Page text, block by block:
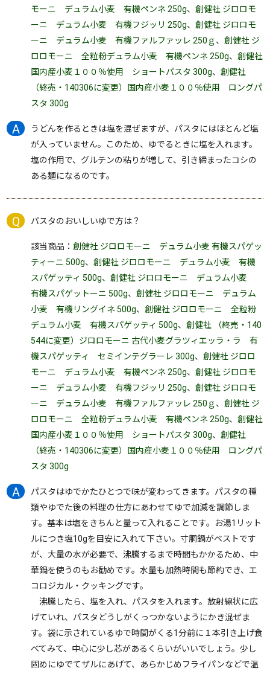
モーニ デュラム小麦 有機ペンネ 250g、創健社 ジロロモ
ーニ デュラム小麦 有機フジッリ 250g、創健社 ジロロモ
ーニ デュラム小麦 有機ファルファッレ 250ｇ、創健社 ジ
ロロモーニ 全粒粉デュラム小麦 有機ペンネ 250g、創健社
国内産小麦１００％使用 ショートパスタ 300g、創健社
（終売・140306に変更）国内産小麦１００％使用 ロングパ
スタ 300g
うどんを作るときは塩を混ぜますが、パスタにはほとんど塩
が入っていません。このため、ゆでるときに塩を入れます。
塩の作用で、グルテンの粘りが増して、引き締まったコシの
ある麺になるのです。
パスタのおいしいゆで方は？
該当商品：創健社 ジロロモーニ デュラム小麦 有機スパゲッ
ティーニ 500g、創健社 ジロロモーニ デュラム小麦 有機
スパゲッティ 500g、創健社 ジロロモーニ デュラム小麦
有機スパゲットーニ 500g、創健社 ジロロモーニ デュラム
小麦 有機リングイネ 500g、創健社 ジロロモーニ 全粒粉
デュラム小麦 有機スパゲッティ 500g、創健社 （終売・140
544に変更）ジロロモーニ 古代小麦グラツィエッラ・ラ 有
機スパゲッティ セミインテグラーレ 300g、創健社 ジロロ
モーニ デュラム小麦 有機ペンネ 250g、創健社 ジロロモ
ーニ デュラム小麦 有機フジッリ 250g、創健社 ジロロモ
ーニ デュラム小麦 有機ファルファッレ 250ｇ、創健社 ジ
ロロモーニ 全粒粉デュラム小麦 有機ペンネ 250g、創健社
国内産小麦１００％使用 ショートパスタ 300g、創健社
（終売・140306に変更）国内産小麦１００％使用 ロングパ
スタ 300g
パスタはゆでかたひとつで味が変わってきます。パスタの種
類やゆでた後の料理の仕方にあわせてゆで加減を調節しま
す。基本は塩をきちんと量って入れることです。お湯1リット
ルにつき塩10gを目安に入れて下さい。寸胴鍋がベストです
が、大量の水が必要で、沸騰するまで時間もかかるため、中
華鍋を使うのもお勧めです。水量も加熱時間も節約でき、エ
コロジカル・クッキングです。
沸騰したら、塩を入れ、パスタを入れます。放射線状に広
げていれ、パスタどうしがくっつかないようにかき混ぜま
す。袋に示されているゆで時間がくる1分前に１本引き上げ食
べてみて、中心に少し芯があるくらいがいいでしょう。少し
固めにゆでてザルにあげて、あらかじめフライパンなどで温